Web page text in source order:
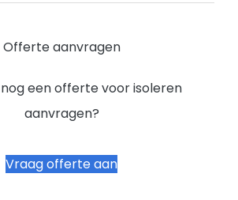
Offerte aanvragen
een offerte voor isoleren
aanvragen?
Vraag offerte aan